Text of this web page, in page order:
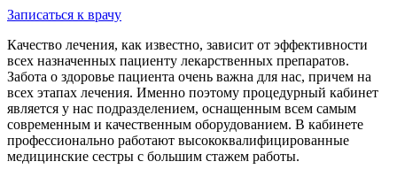
Записаться к врачу
Качество лечения, как известно, зависит от эффективности
всех назначенных пациенту лекарственных препаратов.
Забота о здоровье пациента очень важна для нас, причем на
всех этапах лечения. Именно поэтому процедурный кабинет
является у нас подразделением, оснащенным всем самым
современным и качественным оборудованием. В кабинете
профессионально работают высококвалифицированные
медицинские сестры с большим стажем работы.